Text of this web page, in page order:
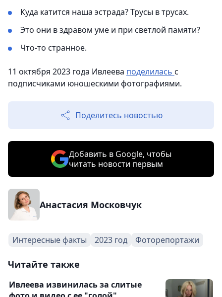
Куда катится наша эстрада? Трусы в трусах.
Это они в здравом уме и при светлой памяти?
Что-то странное.
11 октября 2023 года Ивлеева поделилась с
подписчиками юношескими фотографиями.
Поделитесь новостью
Добавить в Google, чтобы
читать новости первым
Анастасия Московчук
Интересные факты 2023 год Фоторепортажи
Читайте также
Ивлеева извинилась за слитые